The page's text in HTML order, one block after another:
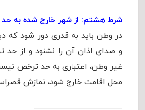
شرط هشتم: از شهر خارج شده به
در وطن باید به قدری دور شود که
و صدای اذان آن را نشنود و از حد
غیر وطن، اعتباری به حد ترخص
محل اقامت خارج شود، نمازش